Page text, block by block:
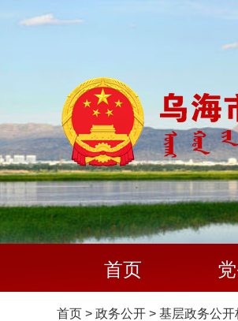
首页
首页 > 政务公开 > 基层政务公